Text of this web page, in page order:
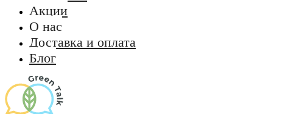
Акции
О нас
Доставка и оплата
Блог